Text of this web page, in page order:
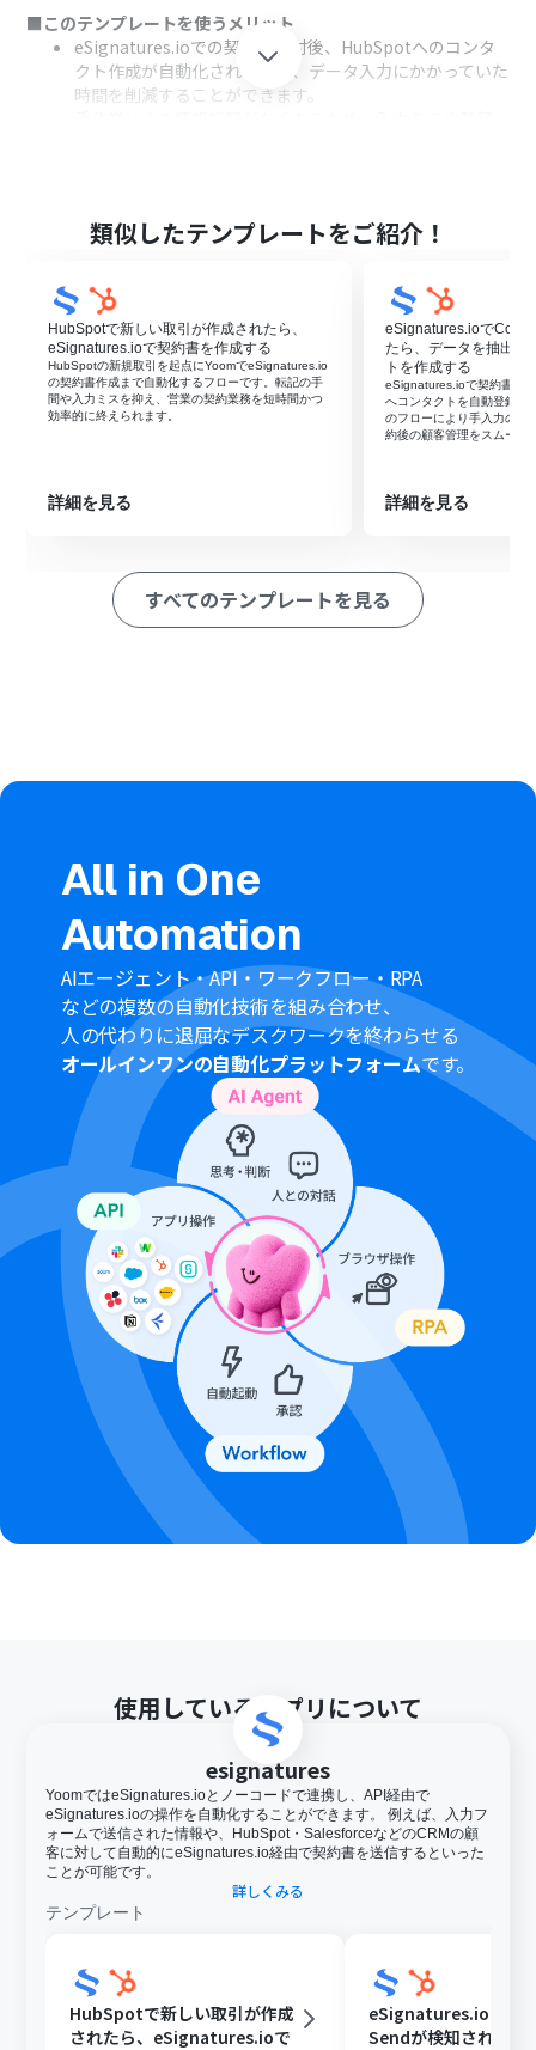
■このテンプレートを使うメリット
eSignatures.ioでの契約書送付後、HubSpotへのコンタ
クト作成が自動化されるため、データ入力にかかっていた
時間を削減することができます。
はじめに、HubSpotとeSignatures.ioをYoomと連携しま
す。
Send」のアクションを設定することで、契約書が送付さ
れた際にフローが起動するようにします。
次に、オペレーションで分岐機能を設定し、特定の条件
に合致した場合のみ後続の処理が進むようにします。
次に、オペレーションでAI機能を設定し、契約情報から顧
客名や連絡先などの必要なテキストを抽出します。
最後に、オペレーションでHubSpotの「コンタクトの作
連携します。
■このワークフローのカスタムポイント
分岐機能では、どのような条件で処理を分岐させるか、
分岐はパーソナルプラン以上のプランでご利用いただけ
る機能（オペレーション）となっております。フリープラ
ンの場合は設定しているフローボットのオペレーション
はエラーとなりますので、ご注意ください。
パーソナルプランなどの有料プランは、2週間の無料トラ
イアルを行うことが可能です。無料トライアル中には制限
対象のアプリや機能（オペレーション）を使用すること
ができます。詳しくは、料金プランのページをご参照くだ
さい。
類似したテンプレートをご紹介！
HubSpotで新しい取引が作成されたら、
eSignatures.ioで契約書を作成する
HubSpotの新規取引を起点にYoomでeSignatures.io
の契約書作成まで自動化するフローです。転記の手
間や入力ミスを抑え、営業の契約業務を短時間かつ
効率的に終えられます。
詳細を見る
eSignatures.ioで
たら、データを抽出し
トを作成する
eSignatures.ioで契約書送
へコンタクトを自動登録す
のフローにより手入力の手
約後の顧客管理をスムーズ
詳細を見る
すべてのテンプレートを見る
All in One
Automation
AIエージェント・API・ワークフロー・RPA
などの複数の自動化技術を組み合わせ、
人の代わりに退屈なデスクワークを終わらせる
オールインワンの自動化プラットフォームです。
使用しているアプリについて
esignatures
YoomではeSignatures.ioとノーコードで連携し、API経由で
eSignatures.ioの操作を自動化することができます。 例えば、入力フ
ォームで送信された情報や、HubSpot・SalesforceなどのCRMの顧
客に対して自動的にeSignatures.io経由で契約書を送信するといった
ことが可能です。
詳しくみる
テンプレート
HubSpotで新しい取引が作成
されたら、eSignatures.ioで
eSignatures.ioで
Sendが検知されたら